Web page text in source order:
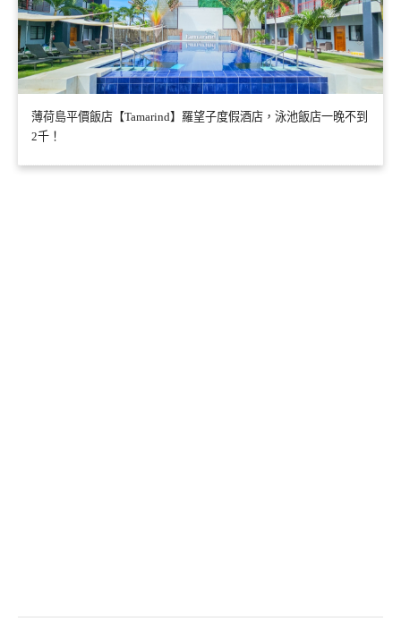
薄荷島平價飯店【Tamarind】羅望子度假酒店，泳池飯店一晚不到
2千！